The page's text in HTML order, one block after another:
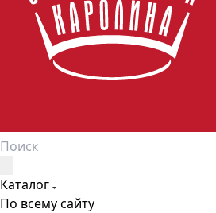
Каталог
По всему сайту